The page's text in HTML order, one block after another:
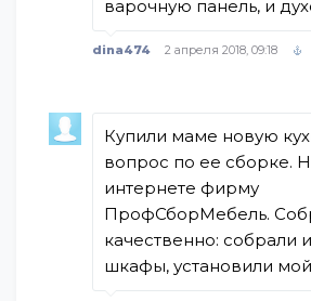
варочную панель, и
dina474 2 апреля 2018, 09:18
Купили маме новую
вопрос по ее сборке.
интернете фирму
ПрофСборМебель.
качественно: собрали
шкафы, установили